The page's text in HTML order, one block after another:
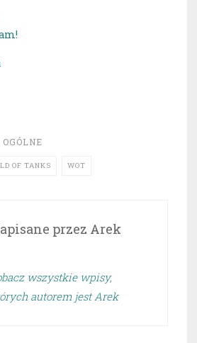
OGÓLNE
OF TANKS WOT
przez Arek
wszystkie wpisy,
autorem jest Arek